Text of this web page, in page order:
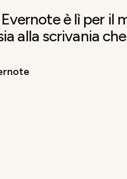
è lì per il
alla scrivania